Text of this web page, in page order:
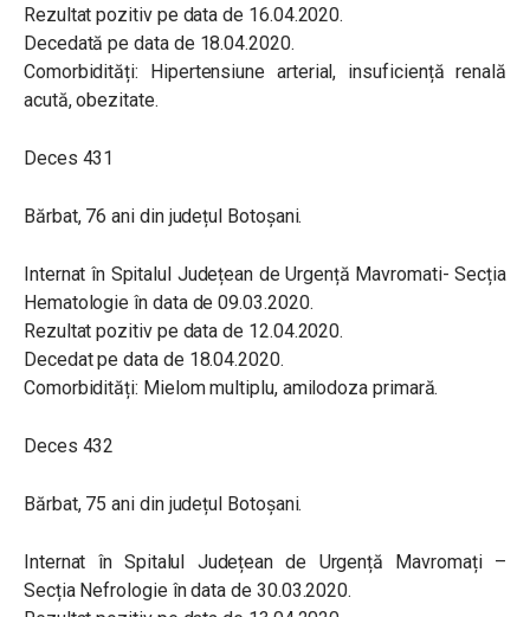
Rezultat pozitiv pe data de 16.04.2020.
Decedată pe data de 18.04.2020.
Comorbidități: Hipertensiune arterial, insuficiență renală
acută, obezitate.
Deces 431
Bărbat, 76 ani din județul Botoșani.
Internat în Spitalul Județean de Urgență Mavromati- Secția
Hematologie în data de 09.03.2020.
Rezultat pozitiv pe data de 12.04.2020.
Decedat pe data de 18.04.2020.
Comorbidități: Mielom multiplu, amilodoza primară.
Deces 432
Bărbat, 75 ani din județul Botoșani.
Internat în Spitalul Județean de Urgență Mavromați –
Secția Nefrologie în data de 30.03.2020.